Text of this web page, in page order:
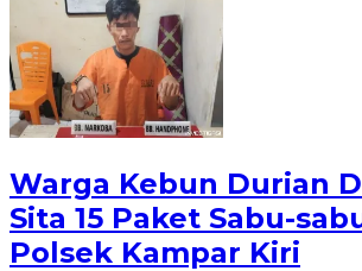
Warga Kebun Durian
Sita 15 Paket Sabu-
Polsek Kampar Kiri